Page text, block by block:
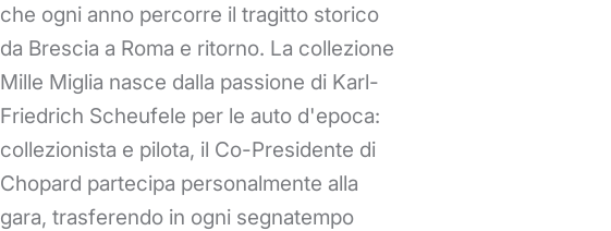
che ogni anno percorre il tragitto storico
da Brescia a Roma e ritorno. La collezione
Mille Miglia nasce dalla passione di Karl-
Friedrich Scheufele per le auto d'epoca:
collezionista e pilota, il Co-Presidente di
Chopard partecipa personalmente alla
gara, trasferendo in ogni segnatempo